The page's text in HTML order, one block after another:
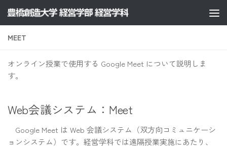
コンテンツへスキップ
MEET
オンライン授業で使用する Google Meet について説明しま
す。
Web会議システム：Meet
Google Meet は Web 会議システム（双方向コミュニケーシ
ョンシステム）です。経営学科では遠隔授業実施にあたり、